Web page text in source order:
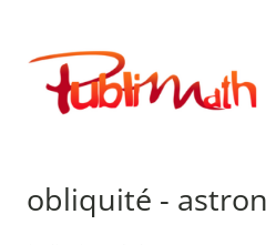
contenu
Publimath
obliquité -